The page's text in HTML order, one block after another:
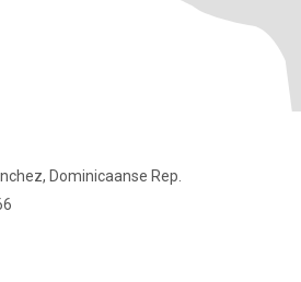
Dominicaanse Rep.